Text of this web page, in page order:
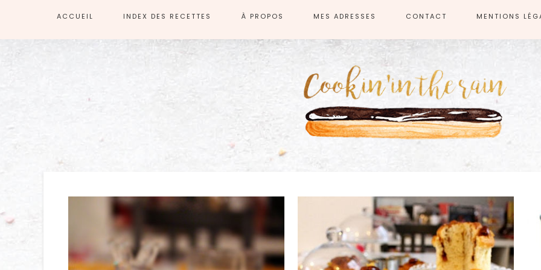
ACCUEIL INDEX DES RECETTES À PROPOS MES ADRESSES CONTACT MENTIONS